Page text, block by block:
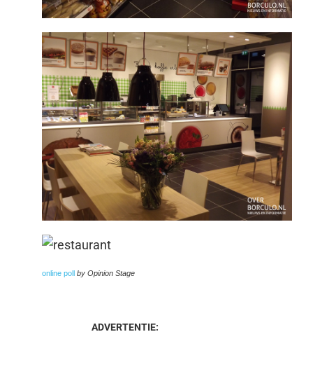
online pollby Opinion Stage
ADVERTENTIE: